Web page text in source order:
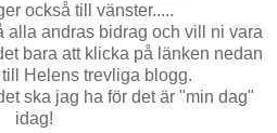
också till vänster.....
alla andras bidrag och vill ni vara
bara att klicka på länken nedan
Helens trevliga blogg.
ska jag ha för det är "min dag"
idag!